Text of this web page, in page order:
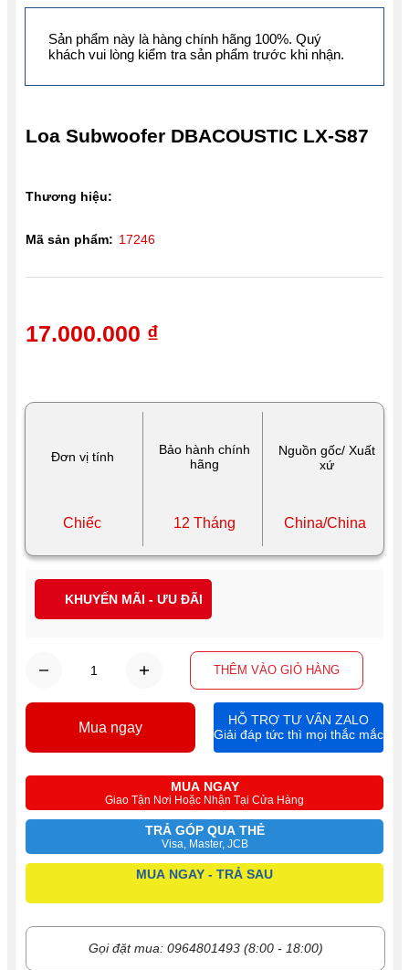
Đơn vị tính
Bảo hành chính
hãng
Nguồn gốc/ Xuất
xứ
Chiếc 12 Tháng China/China
Loa Subwoofer DBACOUSTIC LX-S87
THÊM VÀO GIỎ HÀNG
MUA NGAY
Giao Tận Nơi Hoặc Nhận Tại Cửa Hàng
TRẢ GÓP QUA THẺ
Visa, Master, JCB
MUA NGAY - TRẢ SAU
Gọi đặt mua: 0964801493 (8:00 - 18:00)
17.000.000 ₫
Thương hiệu:
Mã sản phẩm: 17246
Mua ngay
HỖ TRỢ TƯ VẤN ZALO
Giải đáp tức thì mọi thắc mắc
KHUYẾN MÃI - ƯU ĐÃI
Sản phẩm này là hàng chính hãng 100%. Quý
khách vui lòng kiểm tra sản phẩm trước khi nhận.